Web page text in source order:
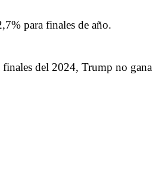
para finales de año.
del 2024, Trump no gana